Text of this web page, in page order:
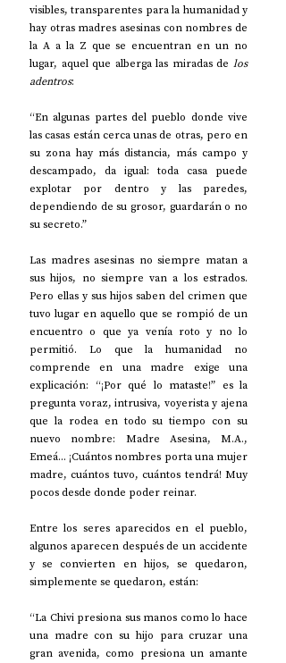
visibles, transparentes para la humanidad y
hay otras madres asesinas con nombres de
la A a la Z que se encuentran en un no
lugar, aquel que alberga las miradas de los
adentros:
“En algunas partes del pueblo donde vive
las casas están cerca unas de otras, pero en
su zona hay más distancia, más campo y
descampado, da igual: toda casa puede
explotar por dentro y las paredes,
dependiendo de su grosor, guardarán o no
su secreto.”
Las madres asesinas no siempre matan a
sus hijos, no siempre van a los estrados.
Pero ellas y sus hijos saben del crimen que
tuvo lugar en aquello que se rompió de un
encuentro o que ya venía roto y no lo
permitió. Lo que la humanidad no
comprende en una madre exige una
explicación: “¡Por qué lo mataste!” es la
pregunta voraz, intrusiva, voyerista y ajena
que la rodea en todo su tiempo con su
nuevo nombre: Madre Asesina, M.A.,
Emeá... ¡Cuántos nombres porta una mujer
madre, cuántos tuvo, cuántos tendrá! Muy
pocos desde donde poder reinar.
Entre los seres aparecidos en el pueblo,
algunos aparecen después de un accidente
y se convierten en hijos, se quedaron,
simplemente se quedaron, están:
“La Chivi presiona sus manos como lo hace
una madre con su hijo para cruzar una
gran avenida, como presiona un amante